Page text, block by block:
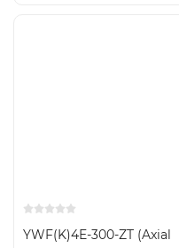
YWF(K)4E-300-ZT (Axial